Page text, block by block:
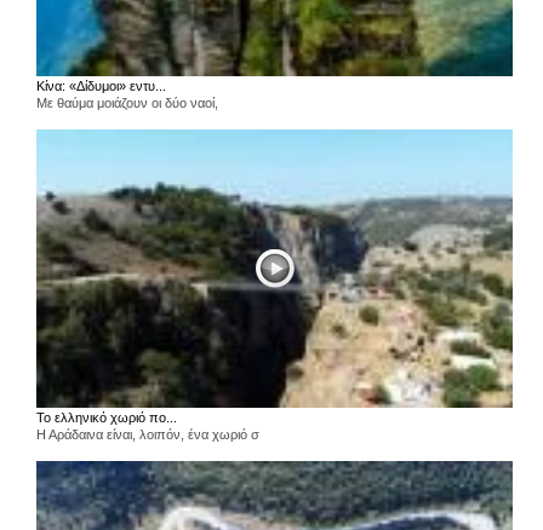
Κίνα: «Δίδυμοι» εντυ...
Με θαύμα μοιάζουν οι δύο ναοί,
Το ελληνικό χωριό πο...
Η Αράδαινα είναι, λοιπόν, ένα χωριό σ